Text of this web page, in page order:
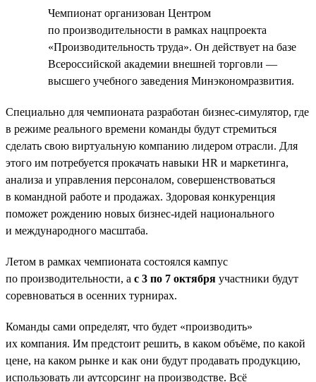
Чемпионат организован Центром
по производительности в рамках нацпроекта
«Производительность труда». Он действует на базе
Всероссийской академии внешней торговли —
высшего учебного заведения Минэкономразвития.
Специально для чемпионата разработан бизнес-симулятор, где
в режиме реального времени команды будут стремиться
сделать свою виртуальную компанию лидером отрасли. Для
этого им потребуется прокачать навыки HR и маркетинга,
анализа и управления персоналом, совершенствоваться
в командной работе и продажах. Здоровая конкуренция
поможет рождению новых бизнес-идей национального
и международного масштаба.
Летом в рамках чемпионата состоялся кампус
по производительности, а с 3 по 7 октября участники будут
соревноваться в осенних турнирах.
Команды сами определят, что будет «производить»
их компания. Им предстоит решить, в каком объёме, по какой
цене, на каком рынке и как они будут продавать продукцию,
использовать ли аутсорсинг на производстве. Всё